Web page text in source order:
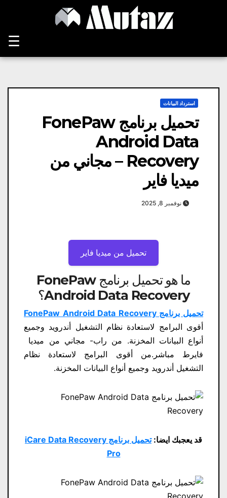
☰
استرداد البيانات
تحميل برنامج FonePaw
Android Data
Recovery – مجاني من
ميديا ​​فاير
نوفمبر 8, 2025
تحميل من ميديا ​​فاير
ما هو تحميل برنامج FonePaw
Android Data Recovery؟
تحميل برنامج FonePaw Android Data Recovery
أقوى البرامج لاستعادة نظام التشغيل أندرويد وجميع
أنواع البيانات المخزنة. من راب- مجاني من ميديا ​​
فايرط مباشر.من أقوى البرامج لاستعادة نظام
التشغيل أندرويد وجميع أنواع البيانات المخزنة.
قد يعجبك ايضا:
تحميل برنامج iCare Data Recovery
Pro